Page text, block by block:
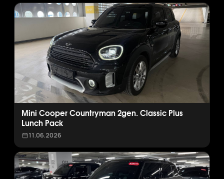
Mini Cooper Countryman 2gen. Classic Plus
Lunch Pack
11.06.2026